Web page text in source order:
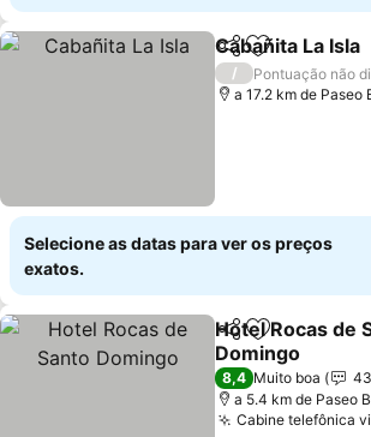
PartilharAdicionar
Cabañita La Isla
/
Pontuação não
a 17.2 km de Paseo
Selecione as datas para ver os preços
exatos.
PartilharAdicionar
Hotel Rocas de
Domingo
Ver preços
8,4 Muito boa
a 5.4 km de Paseo
Cabine telefônica